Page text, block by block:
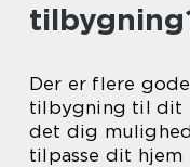
Der er flere
tilbygning til dit
det dig
tilpasse dit hjem